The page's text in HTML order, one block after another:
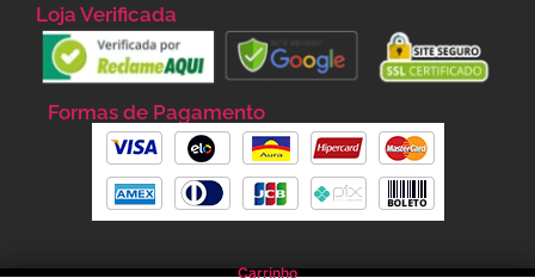
Carrinho
Loja Verificada
Formas de Pagamento